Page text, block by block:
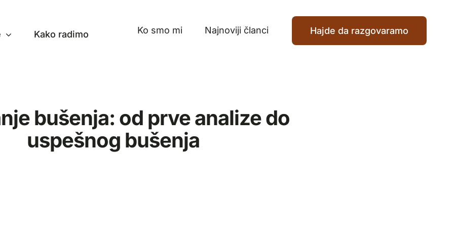
Kako radimo Ko smo mi Najnoviji članci Hajde da razgovaramo
bušenja: od prve analize do
uspešnog bušenja